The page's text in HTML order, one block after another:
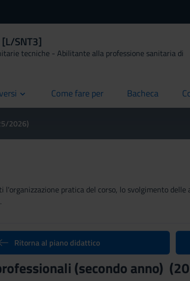
SNT3]
tecniche - Abilitante alla professione sanitaria di
Come fare per
current Bacheca
current
2026)
l'organizzazione pratica del corso, lo svolgimento
Ritorna al piano didattico
(secondo anno)